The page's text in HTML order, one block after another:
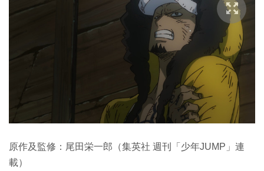
原作及監修：尾田栄一郎（集英社 週刊「少年JUMP」連
載）